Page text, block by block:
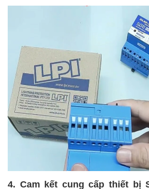
4. Cam kết cung cấp thiết bị